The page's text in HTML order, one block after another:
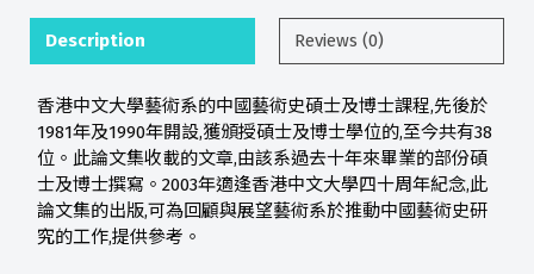
Description Reviews (0)
香港中文大學藝術系的中國藝術史碩士及博士課程,先後於
1981年及1990年開設,獲頒授碩士及博士學位的,至今共有38
位。此論文集收載的文章,由該系過去十年來畢業的部份碩
士及博士撰寫。2003年適逢香港中文大學四十周年紀念,此
論文集的出版,可為回顧與展望藝術系於推動中國藝術史研
究的工作,提供參考。